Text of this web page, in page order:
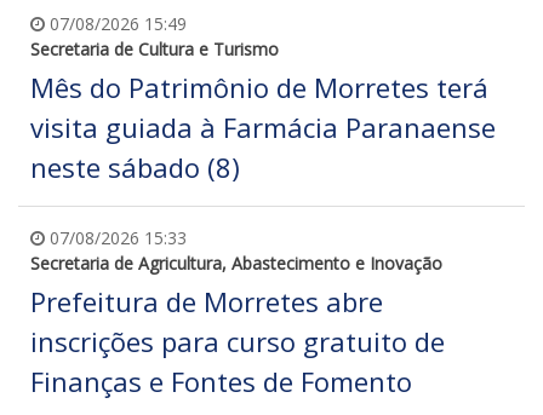
07/08/2026 15:49
Secretaria de Cultura e Turismo
Mês do Patrimônio de Morretes terá
visita guiada à Farmácia Paranaense
neste sábado (8)
07/08/2026 15:33
Secretaria de Agricultura, Abastecimento e Inovação
Prefeitura de Morretes abre
inscrições para curso gratuito de
Finanças e Fontes de Fomento